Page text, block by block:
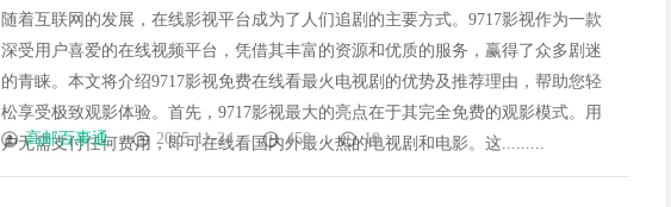
随着互联网的发展，在线影视平台成为了人们追剧的主要方式。9717影视作为一款
深受用户喜爱的在线视频平台，凭借其丰富的资源和优质的服务，赢得了众多剧迷
的青睐。本文将介绍9717影视免费在线看最火电视剧的优势及推荐理由，帮助您轻
松享受极致观影体验。首先，9717影视最大的亮点在于其完全免费的观影模式。用
户无需支付任何费用，即可在线看国内外最火热的电视剧和电影。这.........
高邮百事通 2025-11-24 450 10